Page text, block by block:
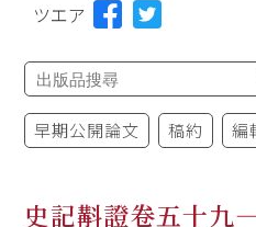
ツエア
早期公開論文 稿約 編
史記斠證卷五十